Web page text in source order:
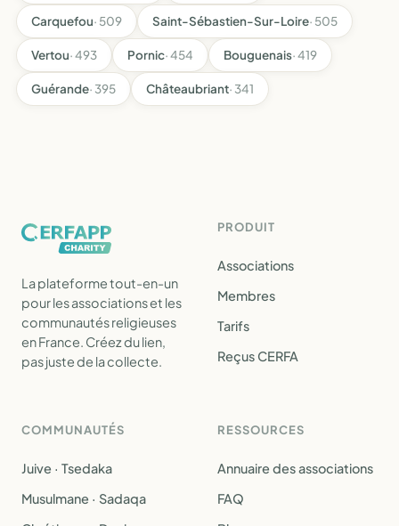
Carquefou· 509 Saint-Sébastien-Sur-Loire· 505
Vertou· 493 Pornic· 454 Bouguenais· 419
Guérande· 395 Châteaubriant· 341
La plateforme tout-en-un
pour les associations et les
communautés religieuses
en France. Créez du lien,
pas juste de la collecte.
PRODUIT
Associations
Membres
Tarifs
Reçus CERFA
COMMUNAUTÉS
Juive · Tsedaka
Musulmane · Sadaqa
RESSOURCES
Annuaire des associations
FAQ